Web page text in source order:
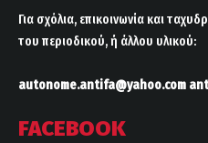
Για σχόλια, επικοινωνία και
του περιοδικού, ή άλλου υλικού:
autonome.antifa@yahoo.com
FACEBOOK